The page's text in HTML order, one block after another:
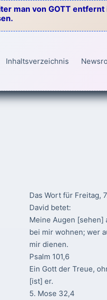
man von GOTT
Inhaltsverzeichnis
Das Wort für Freitag,
David betet:
Meine Augen [sehen]
bei mir wohnen; wer
mir dienen.
Psalm 101,6
Ein Gott der Treue,
[ist] er.
5. Mose 32,4